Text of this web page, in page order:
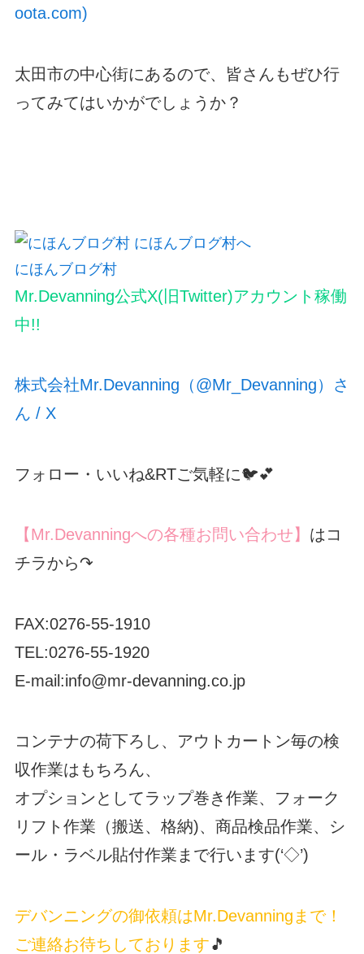
oota.com)
太田市の中心街にあるので、皆さんもぜひ行
ってみてはいかがでしょうか？
にほんブログ村
Mr.Devanning公式X(旧Twitter)アカウント稼働
中!!
株式会社Mr.Devanning（@Mr_Devanning）さ
ん / X
フォロー・いいね&RTご気軽に🐦💕
【Mr.Devanningへの各種お問い合わせ】 はコ
チラから↷
FAX:0276-55-1910
TEL:0276-55-1920
E-mail:info@mr-devanning.co.jp
コンテナの荷下ろし、アウトカートン毎の検
収作業はもちろん、
オプションとしてラップ巻き作業、フォーク
リフト作業（搬送、格納)、商品検品作業、シ
ール・ラベル貼付作業まで行います(‘◇’)ゞ
デバンニングの御依頼はMr.Devanningまで！
ご連絡お待ちしております🎵